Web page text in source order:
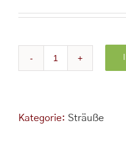
Kategorie: Sträuße